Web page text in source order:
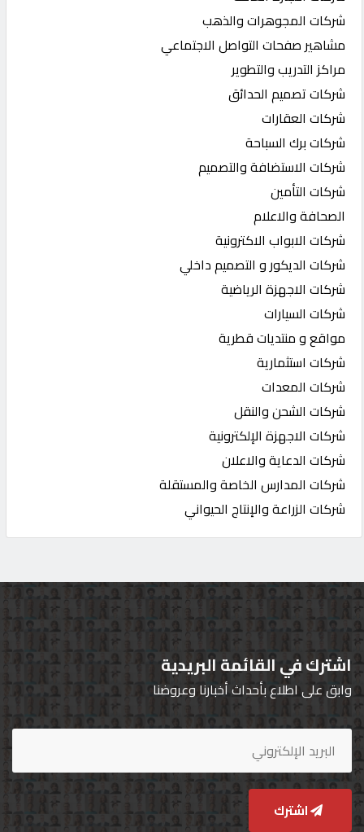
شركات المجوهرات والذهب
مشاهير صفحات التواصل الاجتماعي
مراكز التدريب والتطوير
شركات تصميم الحدائق
شركات العقارات
شركات برك السباحة
شركات الاستضافة والتصميم
شركات التأمين
الصحافة والاعلام
شركات الابواب الاكترونية
شركات الديكور و التصميم داخلي
شركات الاجهزة الرياضية
شركات السيارات
مواقع و منتديات قطرية
شركات استثمارية
شركات المعدات
شركات الشحن والنقل
شركات الاجهزة الإلكترونية
شركات الدعاية والاعلان
شركات المدارس الخاصة والمستقلة
شركات الزراعة والإنتاج الحيواني
اشترك في القائمة البريدية
وابق على اطلاع بأحداث أخبارنا وعروضنا
اشترك